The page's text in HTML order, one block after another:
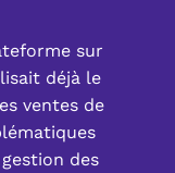
sur
déjà le
ventes de
des